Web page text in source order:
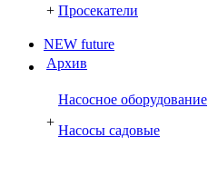
+ Просекатели
NEW future
Архив
+
Насосное оборудование
Насосы садовые